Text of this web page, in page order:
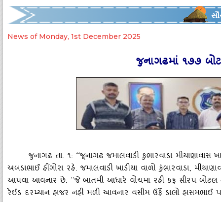
News of Monday, 1st December 2025
જુનાગઢમાં ૧૭૭
જુનાગઢ તા. ૧: ‘‘જૂનાગઢ જમાલવાડી કુંભારવાડા મીયાણાવાસ
અબડાભાઈ હીંગોરા રહે. જમાલવાડી ખાડીયા વાળો કુંભારવાડા,
આપવા આવનાર છે. ‘‘જે બાતમી આધારે વોચમા રહી કફ સીરપ
રેઈડ દરમ્‍યાન હાજર નહી મળી આવનાર વસીમ ઉર્ફે ડાલો હાસમભાઈ